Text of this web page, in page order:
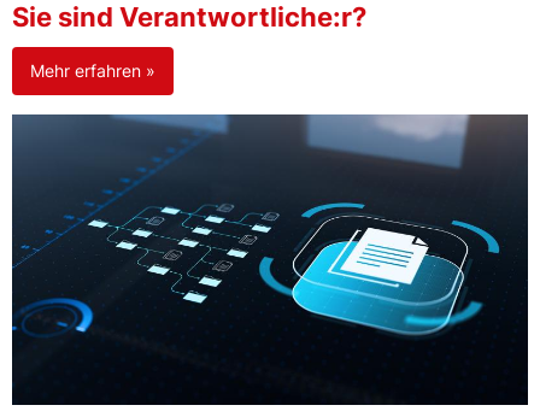
Sie sind Verantwortliche:r?
Mehr erfahren »